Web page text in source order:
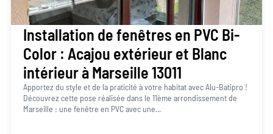
Installation de fenêtres en PVC Bi-
Color : Acajou extérieur et Blanc
intérieur à Marseille 13011
Apportez du style et de la praticité à votre habitat avec Alu-Batipro !
Découvrez cette pose réalisée dans le 11ème arrondissement de
Marseille : une fenêtre en PVC avec une...